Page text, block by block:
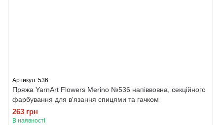
Артикул: 536
Пряжа YarnArt Flowers Merino №536 напіввовна, секційного
фарбування для в'язання спицями та гачком
263 грн
В наявності